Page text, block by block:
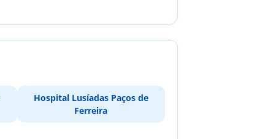
Hospital Lusíadas Paços de
Ferreira